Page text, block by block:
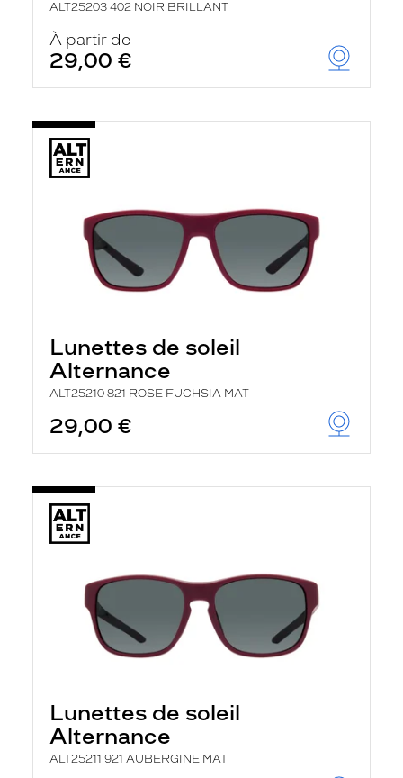
ALT25203 402 NOIR BRILLANT
À partir de
29,00 €
Lunettes de soleil
Alternance
ALT25210 821 ROSE FUCHSIA MAT
29,00 €
Lunettes de soleil
Alternance
ALT25211 921 AUBERGINE MAT